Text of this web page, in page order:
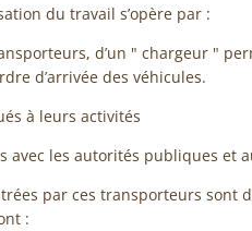
du travail s’opère par :
d’un " chargeur "
d’arrivée des véhicules.
à leurs activités
avec les autorités publiques et
par ces transporteurs sont
: